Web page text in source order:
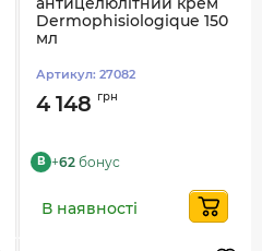
Dermophisiologique 150
мл
Артикул: 27082
4 148 грн
B +62 бонус
В наявності